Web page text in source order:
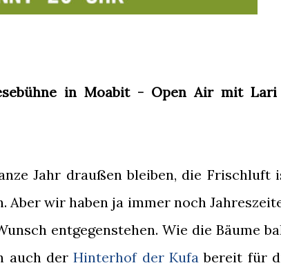
in Moabit - Open Air mit
Jahr draußen bleiben, die Frischluft
Aber wir haben ja immer noch
entgegenstehen. Wie die Bäume
auch derHinterhof der Kufa bereit für